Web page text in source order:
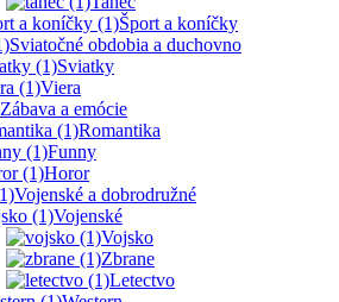
Šport a koníčky
Sviatočné obdobia a duchovno
Sviatky
Viera
Zábava a emócie
Romantika
Funny
Horor
Vojenské a dobrodružné
Vojenské
Vojsko
Zbrane
Letectvo